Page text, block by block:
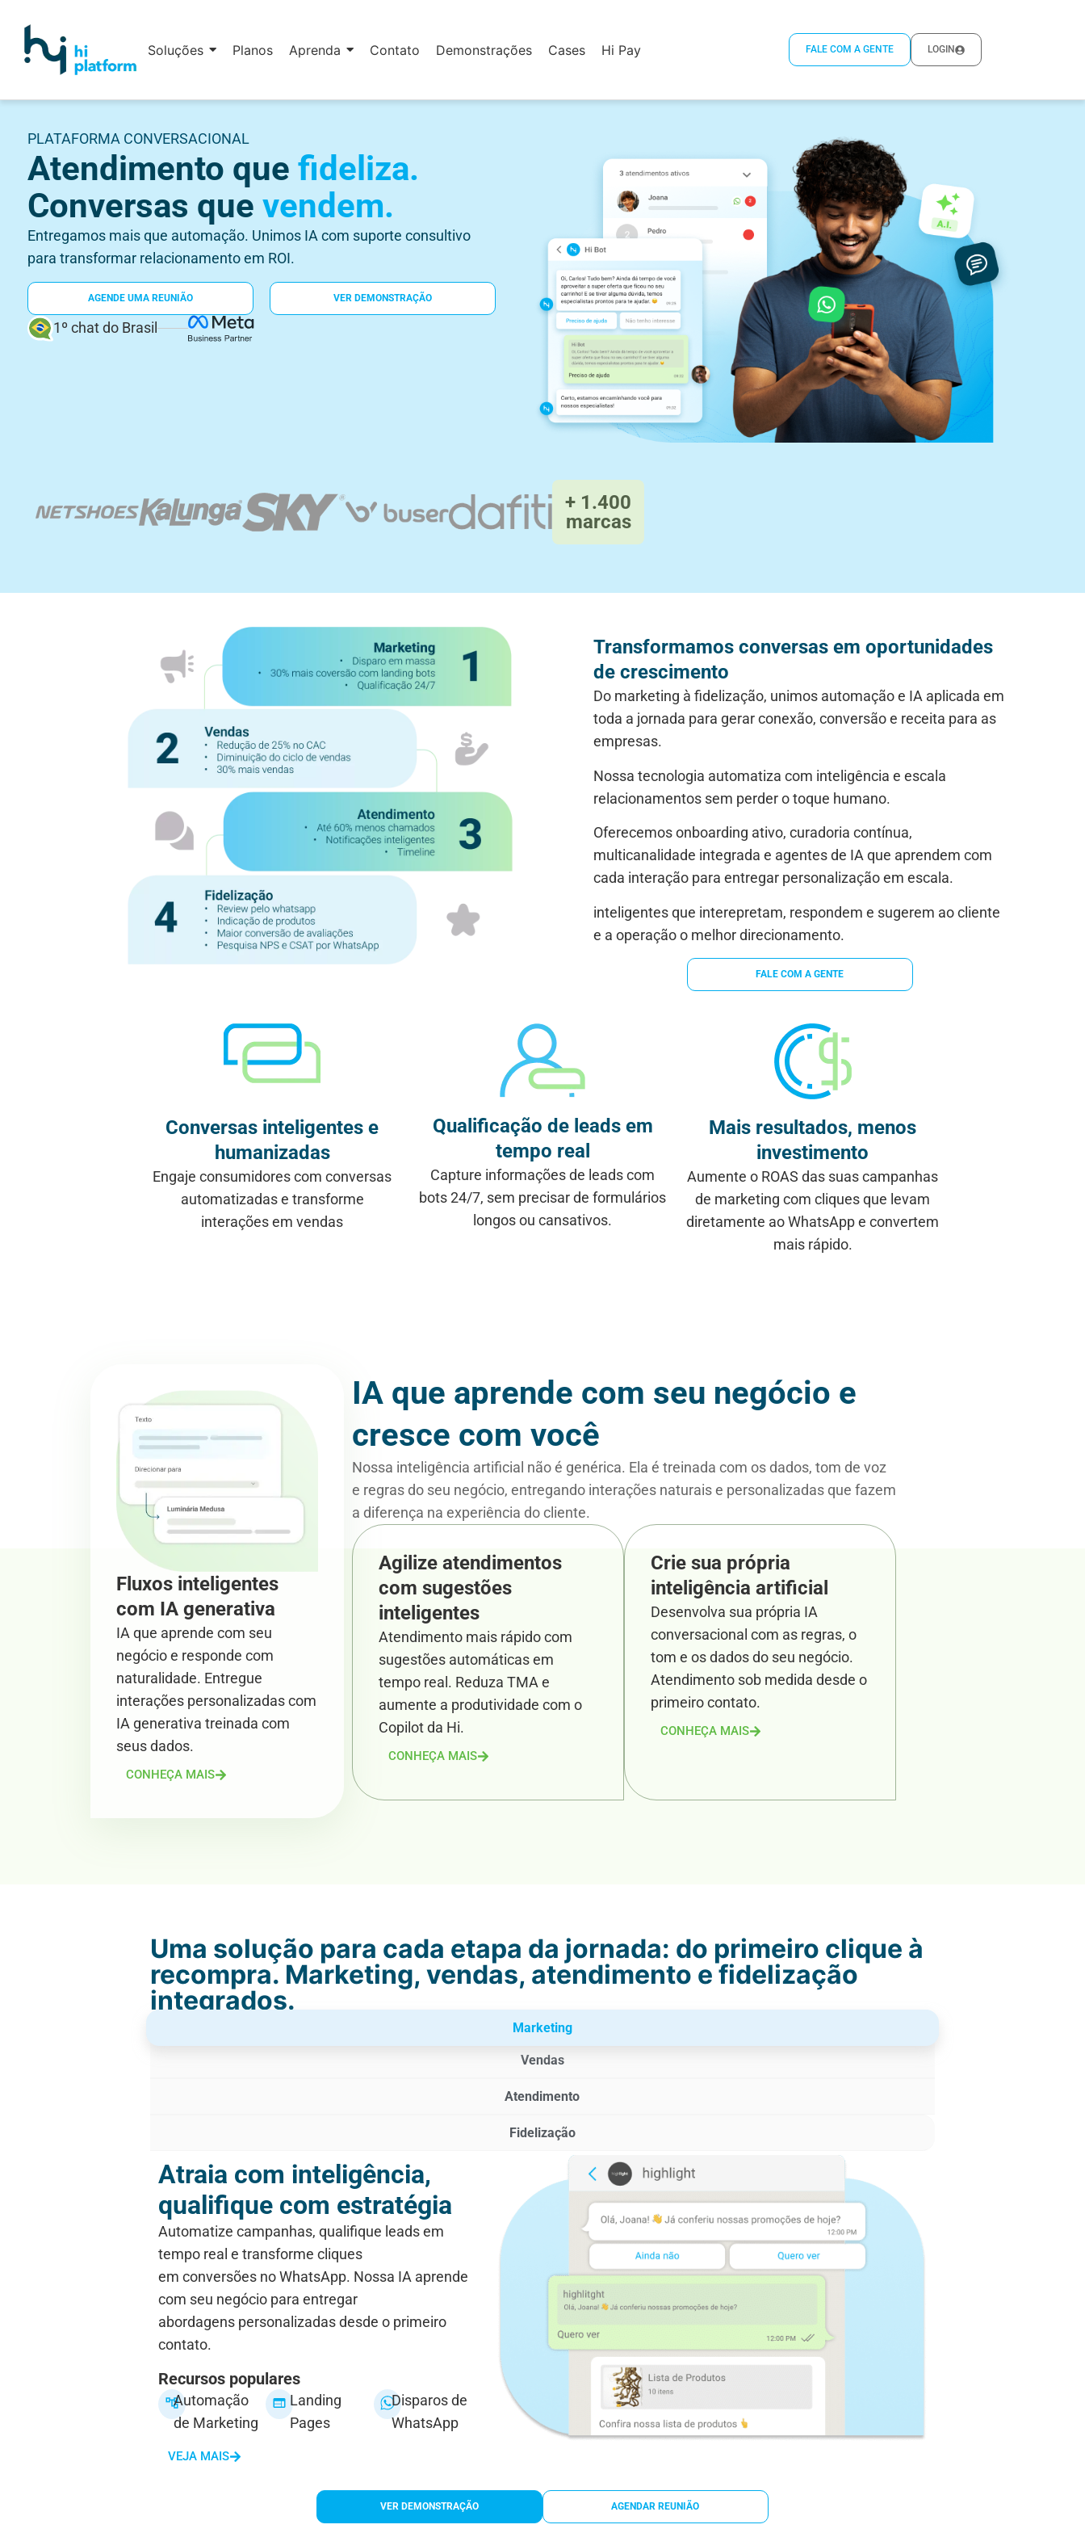
Soluções Planos Aprenda Contato Demonstrações Cases Hi Pay FALE COM A GENTE LOGIN
PLATAFORMA CONVERSACIONAL
Atendimento que fideliza.
Conversas que vendem.
Entregamos mais que automação. Unimos IA com suporte consultivo
para transformar relacionamento em ROI.
AGENDE UMA REUNIÃO VER DEMONSTRAÇÃO
1º chat do Brasil
+ 1.400
marcas
Transformamos conversas em oportunidades
de crescimento
Do marketing à fidelização, unimos automação e IA aplicada em
toda a jornada para gerar conexão, conversão e receita para as
empresas.
Nossa tecnologia automatiza com inteligência e escala
relacionamentos sem perder o toque humano.
Oferecemos onboarding ativo, curadoria contínua,
multicanalidade integrada e agentes de IA que aprendem com
cada interação para entregar personalização em escala.
inteligentes que interepretam, respondem e sugerem ao cliente
e a operação o melhor direcionamento.
FALE COM A GENTE
Conversas inteligentes e
humanizadas
Engaje consumidores com conversas
automatizadas e transforme
interações em vendas
Qualificação de leads em
tempo real
Capture informações de leads com
bots 24/7, sem precisar de formulários
longos ou cansativos.
Mais resultados, menos
investimento
Aumente o ROAS das suas campanhas
de marketing com cliques que levam
diretamente ao WhatsApp e convertem
mais rápido.
Fluxos inteligentes
com IA generativa
IA que aprende com seu
negócio e responde com
naturalidade. Entregue
interações personalizadas com
IA generativa treinada com
seus dados.
CONHEÇA MAIS
IA que aprende com seu negócio e
cresce com você
Nossa inteligência artificial não é genérica. Ela é treinada com os dados, tom de voz
e regras do seu negócio, entregando interações naturais e personalizadas que fazem
a diferença na experiência do cliente.
Agilize atendimentos
com sugestões
inteligentes
Atendimento mais rápido com
sugestões automáticas em
tempo real. Reduza TMA e
aumente a produtividade com o
Copilot da Hi.
CONHEÇA MAIS
Crie sua própria
inteligência artificial
Desenvolva sua própria IA
conversacional com as regras, o
tom e os dados do seu negócio.
Atendimento sob medida desde o
primeiro contato.
CONHEÇA MAIS
Uma solução para cada etapa da jornada: do primeiro clique à
recompra. Marketing, vendas, atendimento e fidelização
integrados.
Marketing
Vendas
Atendimento
Fidelização
Atraia com inteligência,
qualifique com estratégia
Automatize campanhas, qualifique leads em
tempo real e transforme cliques
em conversões no WhatsApp. Nossa IA aprende
com seu negócio para entregar
abordagens personalizadas desde o primeiro
contato.
Recursos populares
Automação
de Marketing
Landing
Pages
Disparos de
WhatsApp
VEJA MAIS
VER DEMONSTRAÇÃO AGENDAR REUNIÃO